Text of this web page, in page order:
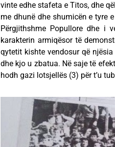
vinte edhe stafeta e Titos, dhe
me dhunë dhe shumicën e tyre
Përgjithshme Popullore dhe i
karakterin armiqësor të
qytetit kishte vendosur që
dhe kjo u zbatua. Në saje të
hodh gazi lotsjellës (3) për t’u